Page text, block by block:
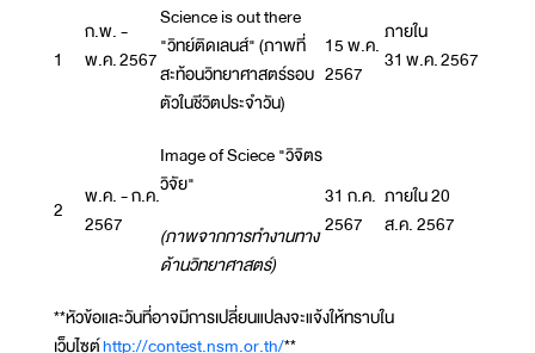
1
ก.พ. -
พ.ค. 2567
Science is out there
"วิทย์ติดเลนส์" (ภาพที่
สะท้อนวิทยาศาสตร์รอบ
ตัวในชีวิตประจำวัน)
15 พ.ค.
2567
ภายใน
31 พ.ค. 2567
2
พ.ค. - ก.ค.
2567
Image of Sciece "วิจิตร
วิจัย"
(ภาพจากการทำงานทาง
ด้านวิทยาศาสตร์)
31 ก.ค.
2567
ภายใน 20
ส.ค. 2567
**หัวข้อและวันที่อาจมีการเปลี่ยนแปลงจะแจ้งให้ทราบใน
เว็บไซต์http://contest.nsm.or.th/**